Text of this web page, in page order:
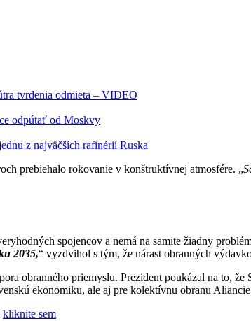
tvrdenia odmieta – VIDEO
odpútať od Moskvy
z najväčších rafinérií Ruska
prebiehalo rokovanie v konštruktívnej atmosfére. „
spojencov a nemá na samite žiadny
2035,“ vyzdvihol s tým, že nárast obranných
obranného priemyslu. Prezident poukázal na to,
ekonomiku, ale aj pre kolektívnu obranu
kliknite sem